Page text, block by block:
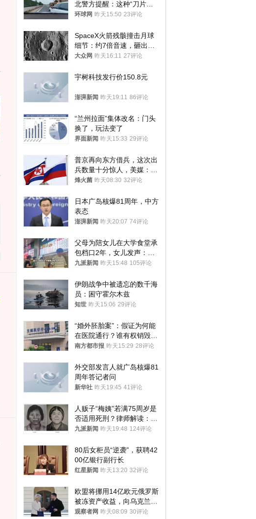
北警方提醒：这种“刀片超
车”，太危险了
环球网 昨天15:50 23评论
SpaceX火箭残骸撞击月球
细节：约7倍音速，砸出直
径约30米撞击坑
大众网 昨天16:11 27评论
宇树科技发行价150.8元
澎湃新闻 昨天19:11 86评论
“兰州拉面”集体改名：门头
换了，玩法变了
界面新闻 昨天15:33 29评论
普京再向东方借兵，这次出
兵数量十分惊人，美媒：俄
朝要动真格？
烽火菌 昨天08:30 32评论
日本广岛核爆81周年，中方
表态
澎湃新闻 昨天20:07 74评论
父母为陪女儿在大学食堂承
包档口2年，女儿发声：初
衷是为了陪伴，毕业后将不
九派新闻 昨天15:48 105评论
伊朗战争中被遗忘的数千海
员：困守霍尔木兹
知世 昨天15:06 29评论
“婚外胚胎案”：假证为何能
在医院通行？谁有权销毁胚
胎？
南方都市报 昨天15:29 28评论
外交部发言人就广岛核爆81
周年答记者问
新华社 昨天19:45 41评论
人贩子“梅姨”若满75周岁是
否适用死刑？律师解读：很
大概率不会被判处死刑
九派新闻 昨天19:48 124评论
80后女柜员“逆袭”，获聘42
00亿银行副行长
红星新闻 昨天13:20 32评论
欧盟将挪用14亿欧元俄罗斯
被冻资产收益，向乌克兰提
供援助
观察者网 昨天08:09 30评论